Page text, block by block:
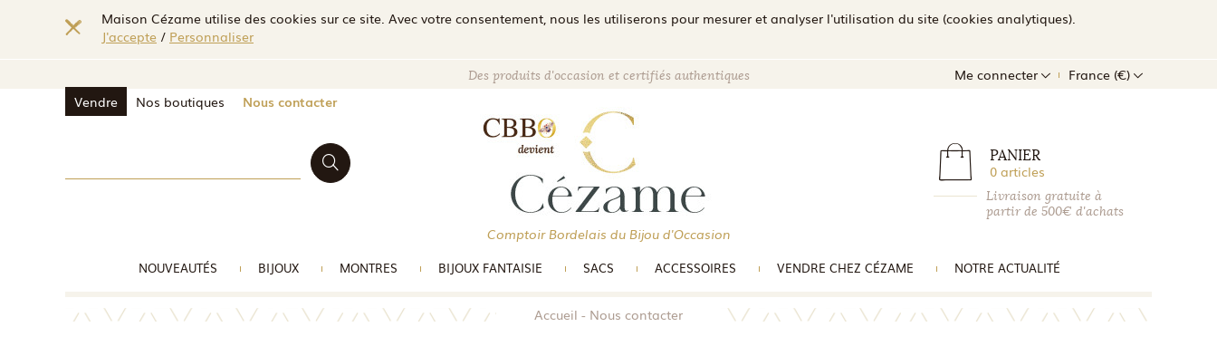
Maison Cézame utilise des cookies sur ce site. Avec votre consentement, nous les utiliserons pour mesurer et analyser l'utilisation du site (cookies analytiques).
J'accepte / Personnaliser
Vendre Nos boutiques Nous contacter
Des produits d'occasion et certifiés authentiques Me connecter France (€)
PANIER
0 articles
Livraison gratuite à
partir de 500€ d'achats
Comptoir Bordelais du Bijou d'Occasion
NOUVEAUTÉS BIJOUX MONTRES BIJOUX FANTAISIE SACS ACCESSOIRES VENDRE CHEZ CÉZAME NOTRE ACTUALITÉ
Accueil Nous contacter